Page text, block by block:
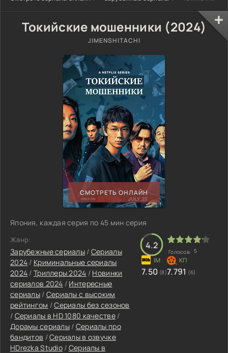
Токийские мошенники (2024)
JIMENSHITACHI
СМОТРЕТЬ ОНЛАЙН
Япония, каждая серия по 45 мин серия
Жанр:
Зарубежные сериалы / Сериалы
2024 / Криминальные сериалы
2024 / Триллеры 2024 / Новинки
сериалов 2024 / Интересные
сериалы/ Сериалы с высоким
рейтингом /Сериалы без сезонов
/ Сериалы в HD 1080 качестве/
Дорамы сериалы/ Сериалы про
бандитов /Сериалы в озвучке
HDrezka Studio/ Сериалы в
4.2
Голосов: 5
7.50 (8)7.791 (6)